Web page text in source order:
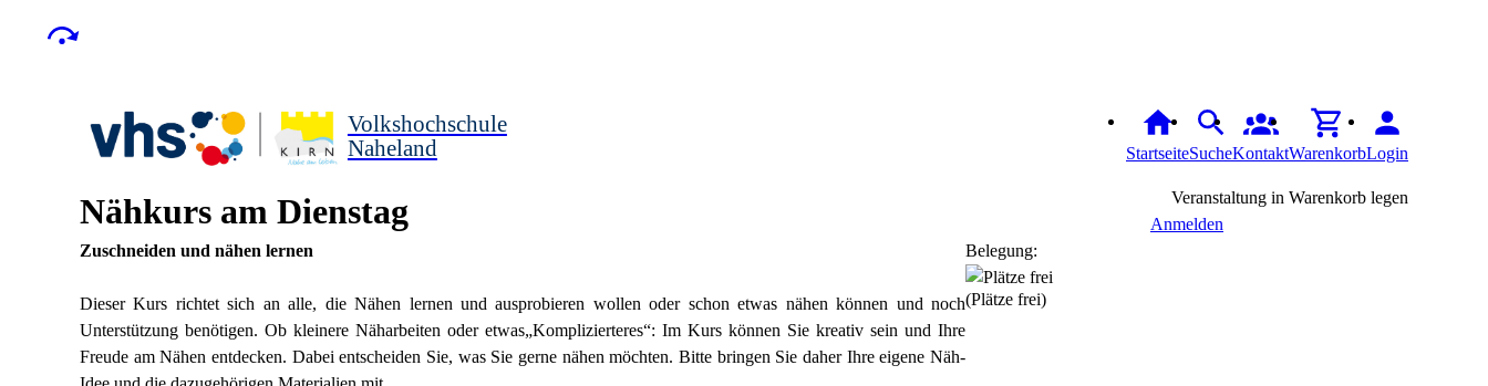
Volkshochschule
Naheland
StartseiteSucheKontaktWarenkorbLogin
Nähkurs am Dienstag
Zuschneiden und nähen lernen
Dieser Kurs richtet sich an alle, die Nähen lernen und ausprobieren wollen oder schon etwas nähen können und noch
Unterstützung benötigen. Ob kleinere Näharbeiten oder etwas„Komplizierteres“: Im Kurs können Sie kreativ sein und Ihre
Freude am Nähen entdecken. Dabei entscheiden Sie, was Sie gerne nähen möchten. Bitte bringen Sie daher Ihre eigene Näh-
Veranstaltung in Warenkorb legen
Anmelden
Belegung:
(Plätze frei)